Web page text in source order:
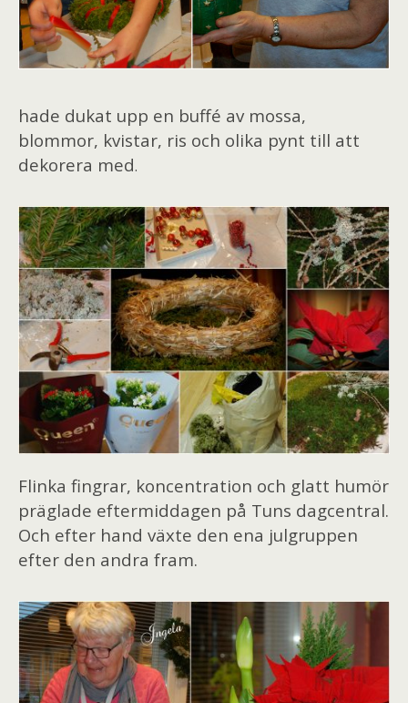
hade dukat upp en buffé av mossa,
blommor, kvistar, ris och olika pynt till att
dekorera med.
Flinka fingrar, koncentration och glatt humör
präglade eftermiddagen på Tuns dagcentral.
Och efter hand växte den ena julgruppen
efter den andra fram.